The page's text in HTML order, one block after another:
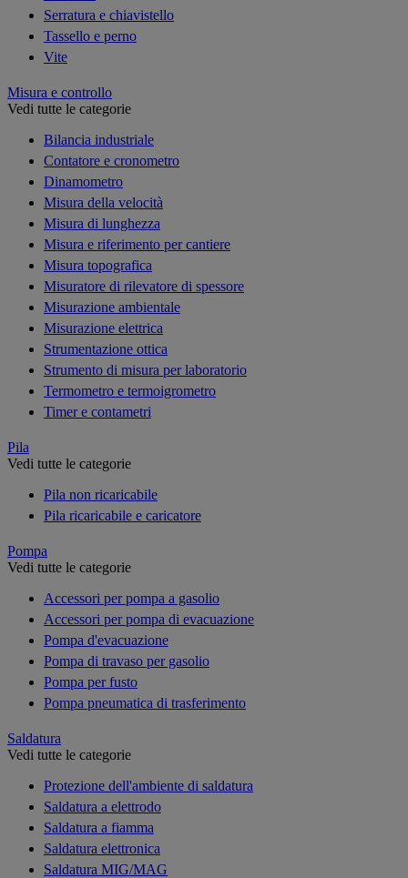
Serratura e chiavistello
Tassello e perno
Vite
Misura e controllo
Vedi tutte le categorie
Bilancia industriale
Contatore e cronometro
Dinamometro
Misura della velocità
Misura di lunghezza
Misura e riferimento per cantiere
Misura topografica
Misuratore di rilevatore di spessore
Misurazione ambientale
Misurazione elettrica
Strumentazione ottica
Strumento di misura per laboratorio
Termometro e termoigrometro
Timer e contametri
Pila
Vedi tutte le categorie
Pila non ricaricabile
Pila ricaricabile e caricatore
Pompa
Vedi tutte le categorie
Accessori per pompa a gasolio
Accessori per pompa di evacuazione
Pompa d'evacuazione
Pompa di travaso per gasolio
Pompa per fusto
Pompa pneumatica di trasferimento
Saldatura
Vedi tutte le categorie
Protezione dell'ambiente di saldatura
Saldatura a elettrodo
Saldatura a fiamma
Saldatura elettronica
Saldatura MIG/MAG